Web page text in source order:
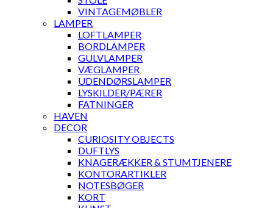
VINTAGEMØBLER
LAMPER
LOFTLAMPER
BORDLAMPER
GULVLAMPER
VÆGLAMPER
UDENDØRSLAMPER
LYSKILDER/PÆRER
FATNINGER
HAVEN
DECOR
CURIOSITY OBJECTS
DUFTLYS
KNAGERÆKKER & STUMTJENERE
KONTORARTIKLER
NOTESBØGER
KORT